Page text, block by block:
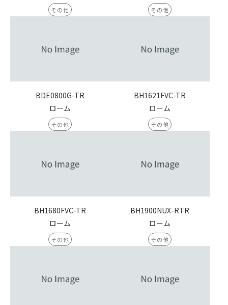
その他 その他
BDE0800G-TR
ローム
その他
BH1621FVC-TR
ローム
その他
BH1680FVC-TR
ローム
その他
BH1900NUX-RTR
ローム
その他